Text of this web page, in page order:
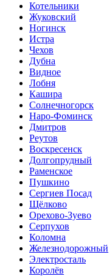
Котельники
Жуковский
Ногинск
Истра
Чехов
Дубна
Видное
Лобня
Кашира
Солнечногорск
Наро-Фоминск
Дмитров
Реутов
Воскресенск
Долгопрудный
Раменское
Пушкино
Сергиев Посад
Щёлково
Орехово-Зуево
Серпухов
Коломна
Железнодорожный
Электросталь
Королёв